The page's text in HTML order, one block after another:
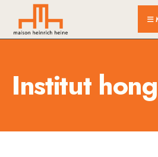
Institut